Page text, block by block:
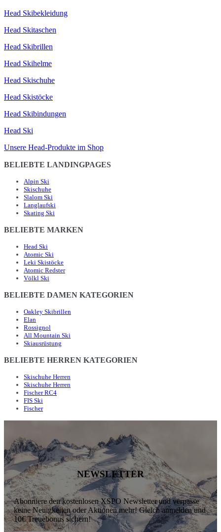
Head Skibekleidung
Head Skitaschen
Head Skibrillen
Head Skihelme
Head Skischuhe
Head Skistöcke
Head Skibindungen
Head Ski
Unsere Head-Produkte im Shop
BELIEBTE LANDINGPAGES
Alpin Ski
Skischuhe
Slalom Ski
Langlaufski
Skating Ski
BELIEBTE MARKEN
Head Ski
Atomic Ski
Leki Skistöcke
Atomic Redster
Völkl Ski
BELIEBTE DAMEN KATEGORIEN
Oakley Skibrillen
Elan
Rossignol
All Mountain Ski
Skiausrüstung
BELIEBTE HERREN KATEGORIEN
Skischuhe Herren
Skischuhe Herren
Fischer RC4
FIS Ski
Fischer
NEWSLETTER
Abonniere den kostenlosen XSPO Newsletter und verpasse
keine Neuigkeiten oder Aktionen mehr! Gleich anmelden und
10€ Treuebonus sichern!